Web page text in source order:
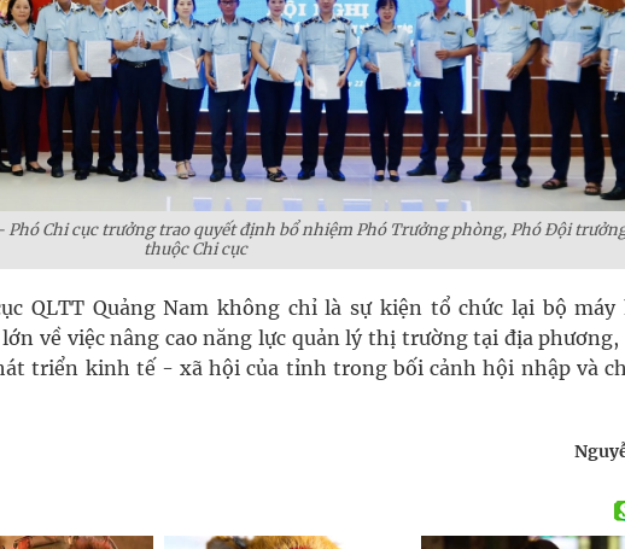
Phó Chi cục trưởng trao quyết định bổ nhiệm Phó Trưởng phòng, Phó Đội
thuộc Chi cục
QLTT Quảng Nam không chỉ là sự kiện tổ chức lại bộ máy
về việc nâng cao năng lực quản lý thị trường tại địa phương,
triển kinh tế - xã hội của tỉnh trong bối cảnh hội nhập và